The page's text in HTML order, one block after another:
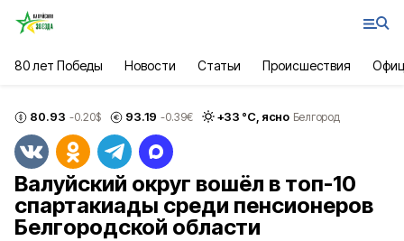
80 лет Победы Новости Статьи Происшествия
80.93 -0.20$ 93.19 -0.39€ +33 °С, ясно Белгород
Валуйский округ вошёл в топ-10
спартакиады среди пенсионеров
Белгородской области